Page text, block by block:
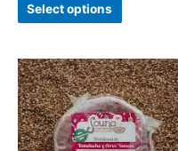
Select options